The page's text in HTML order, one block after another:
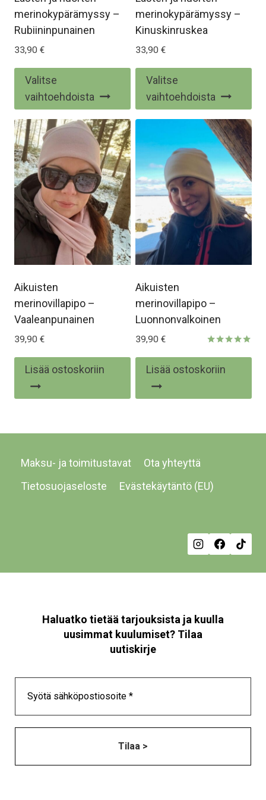
merinokypärämyssy –
Rubiininpunainen
33,90 €
Valitse
vaihtoehdoista
Tällä
tuotteella
on
useampi
muunnelma.
Voit
tehdä
valinnat
tuotteen
sivulla.
merinokypärämyssy –
Kinuskinruskea
33,90 €
Valitse
vaihtoehdoista
on
Aikuisten
merinovillapipo –
Vaaleanpunainen
39,90 €
Lisää ostoskoriin
Aikuisten
merinovillapipo –
Luonnonvalkoinen
5.00
39,90 €
Lisää ostoskoriin
Maksu- ja toimitustavat
Ota yhteyttä
Tietosuojaseloste
Evästekäytäntö (EU)
Haluatko tietää tarjouksista ja kuulla
uusimmat kuulumiset? Tilaa
uutiskirje